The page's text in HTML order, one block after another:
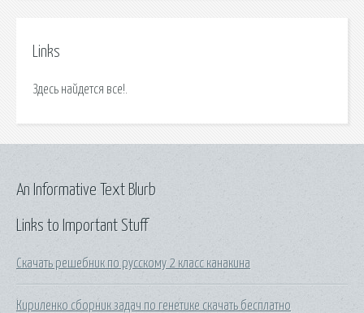
Links
Здесь найдется все!.
Links to Important Stuff
Скачать решебник по русскому 2 класс канакина
Кириленко сборник задач по генетике скачать бесплатно
An Informative Text Blurb